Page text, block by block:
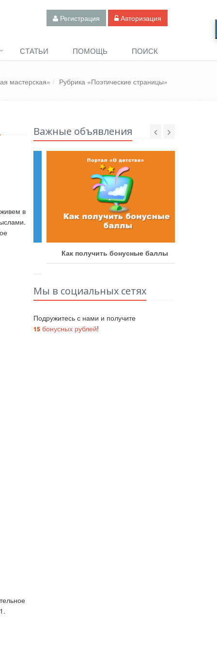
Регистрация Авторизация
СТАТЬИ ПОМОЩЬ ПОИСК
мастерская» Рубрика «Поэтические страницы»
в
Важные объявления
Как получить бонусные баллы
Мы в социальных сетях
Подружитесь с нами и получите
15бонусных рублей!